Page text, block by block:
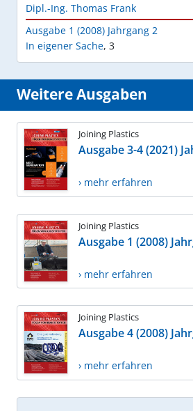
Dipl.-Ing. Thomas Frank
Ausgabe 1 (2008) Jahrgang 2
In eigener Sache, 3
Weitere Ausgaben
Joining Plastics
Ausgabe 3-4 (2021)
› mehr erfahren
Joining Plastics
Ausgabe 1 (2008)
› mehr erfahren
Joining Plastics
Ausgabe 4 (2008)
› mehr erfahren